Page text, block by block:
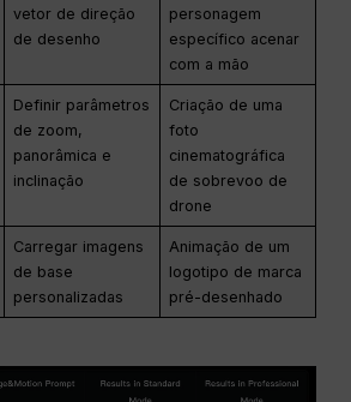
vetor de direção
de desenho
personagem
específico acenar
com a mão
Definir parâmetros
de zoom,
panorâmica e
inclinação
Criação de uma
foto
cinematográfica
de sobrevoo de
drone
Carregar imagens
de base
personalizadas
Animação de um
logotipo de marca
pré-desenhado